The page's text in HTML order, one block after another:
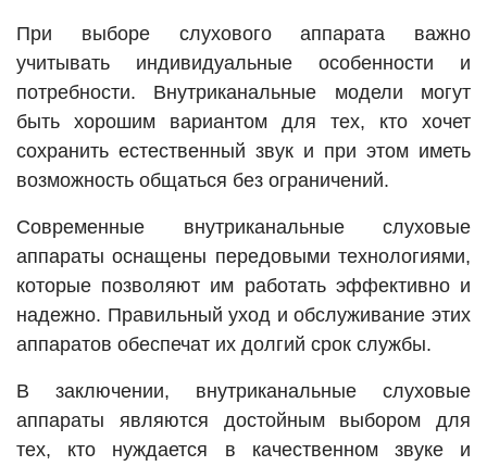
При выборе слухового аппарата важно
учитывать индивидуальные особенности и
потребности. Внутриканальные модели могут
быть хорошим вариантом для тех, кто хочет
сохранить естественный звук и при этом иметь
возможность общаться без ограничений.
Современные внутриканальные слуховые
аппараты оснащены передовыми технологиями,
которые позволяют им работать эффективно и
надежно. Правильный уход и обслуживание этих
аппаратов обеспечат их долгий срок службы.
В заключении, внутриканальные слуховые
аппараты являются достойным выбором для
тех, кто нуждается в качественном звуке и